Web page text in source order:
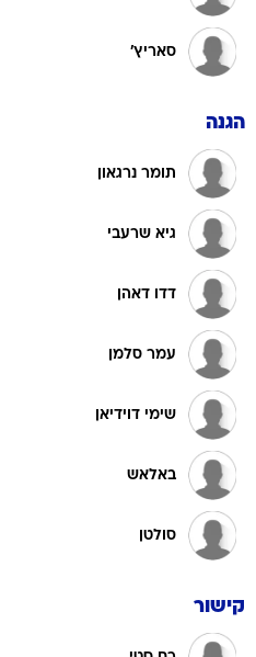
סאריץ'
הגנה
תומר נרגאון
גיא שרעבי
דדו דאהן
עמר סלמן
שימי דוידיאן
באלאש
סולטן
קישור